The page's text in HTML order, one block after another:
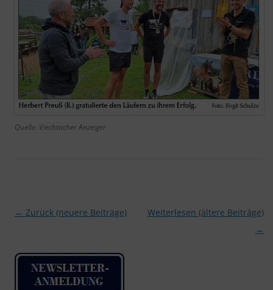
Quelle: Viechtacher Anzeiger
Beitragsnavigation
← Zurück (neuere Beiträge)
Weiterlesen (ältere Beiträge)
→